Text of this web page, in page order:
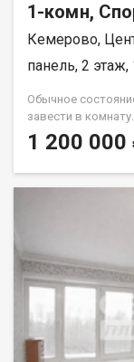
1-комн,
Кемерово,
панель, 2 этаж,
Обычное
завести в
Васильева
1 200 000